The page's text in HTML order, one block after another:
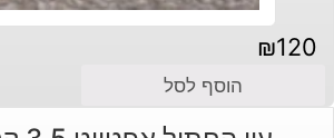
₪120
הוסף לסל